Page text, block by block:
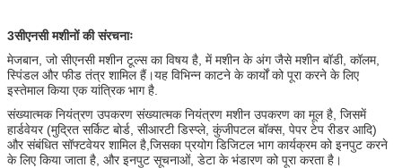
3सीएनसी मशीनों की संरचनाः
मेजबान, जो सीएनसी मशीन टूल्स का विषय है, में मशीन के अंग जैसे मशीन बॉडी, कॉलम,
स्पिंडल और फीड तंत्र शामिल हैं।यह विभिन्न काटने के कार्यों को पूरा करने के लिए
इस्तेमाल किया एक यांत्रिक भाग है.
संख्यात्मक नियंत्रण उपकरण संख्यात्मक नियंत्रण मशीन उपकरण का मूल है, जिसमें
हार्डवेयर (मुद्रित सर्किट बोर्ड, सीआरटी डिस्प्ले, कुंजीपटल बॉक्स, पेपर टेप रीडर आदि)
और संबंधित सॉफ्टवेयर शामिल है,जिसका प्रयोग डिजिटल भाग कार्यक्रम को इनपुट करने
के लिए किया जाता है, और इनपुट सूचनाओं, डेटा के भंडारण को पूरा करता है।